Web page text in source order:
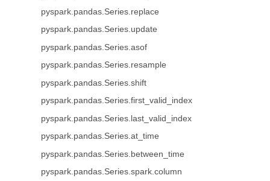
pyspark.pandas.Series.replace
pyspark.pandas.Series.update
pyspark.pandas.Series.asof
pyspark.pandas.Series.resample
pyspark.pandas.Series.shift
pyspark.pandas.Series.first_valid_index
pyspark.pandas.Series.last_valid_index
pyspark.pandas.Series.at_time
pyspark.pandas.Series.between_time
pyspark.pandas.Series.spark.column